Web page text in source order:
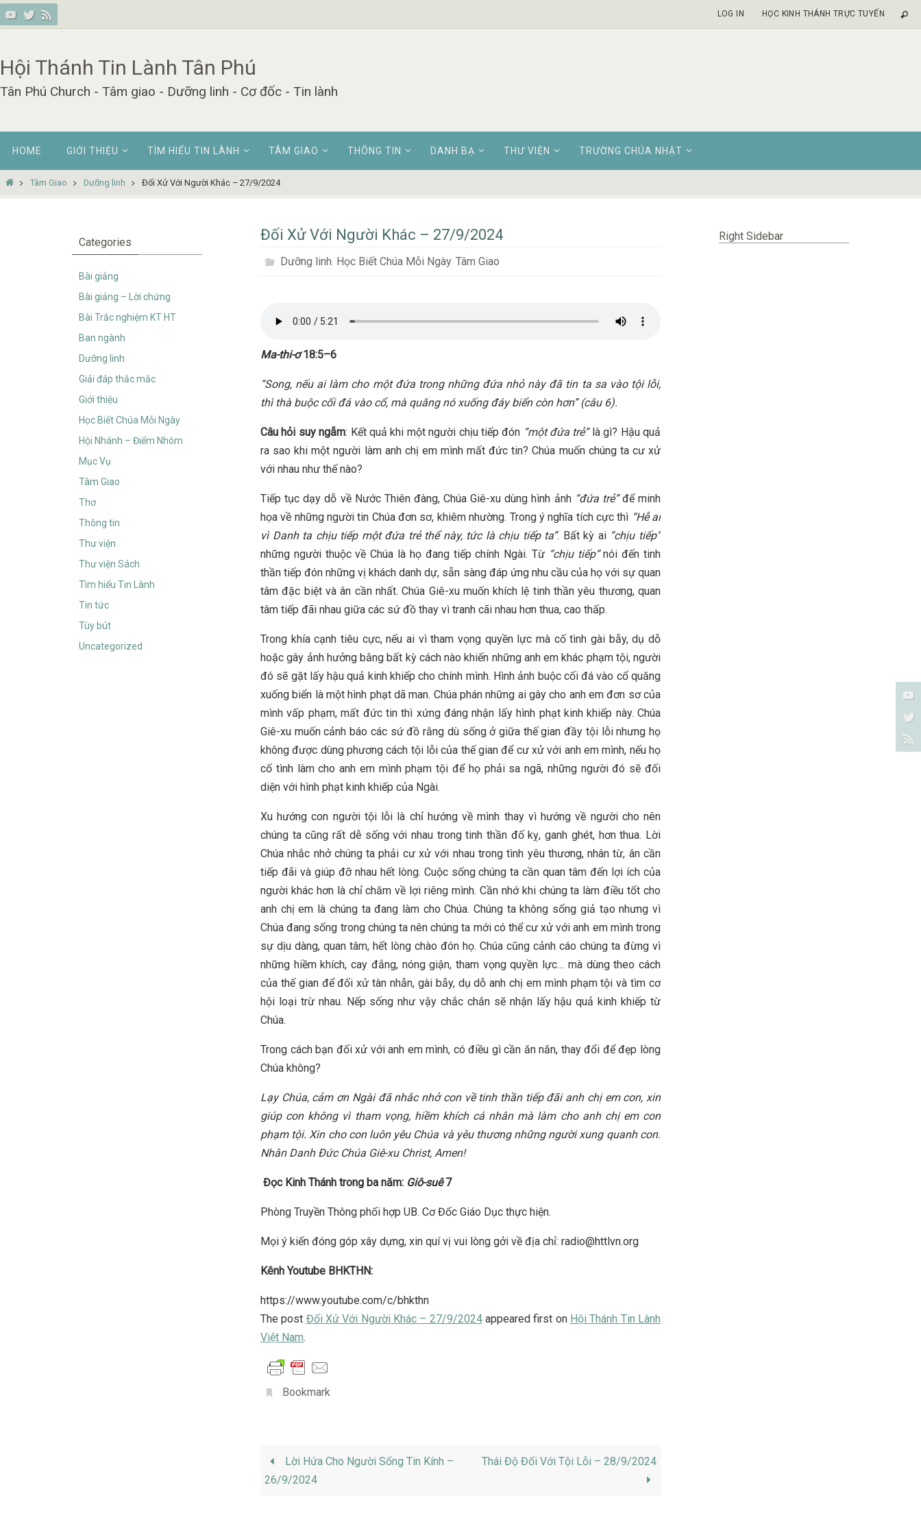
Skip
to
LOG IN HỌC KINH THÁNH TRỰC TUYẾN
Hội Thánh Tin Lành Tân Phú
Tân Phú Church - Tâm giao - Dưỡng linh - Cơ đốc - Tin lành
content
HOME GIỚI THIỆU TÌM HIỂU TIN LÀNH TÂM GIAO THÔNG TIN DANH BẠ THƯ VIỆN TRƯỜNG CHÚA NHẬT
HomeTâm Giao Dưỡng linh Đối Xử Với Người Khác – 27/9/2024
Đối Xử Với Người Khác – 27/9/2024
Dưỡng linh, Học Biết Chúa Mỗi Ngày, Tâm Giao
Ma-thi-ơ18:5–6
“Song, nếu ai làm cho một đứa trong những đứa nhỏ này đã tin ta sa vào tội lỗi,
thì thà buộc cối đá vào cổ, mà quăng nó xuống đáy biển còn hơn”(câu 6).
Câu hỏi suy ngẫm: Kết quả khi một người chịu tiếp đón “một đứa trẻ”là gì? Hậu quả
ra sao khi một người làm anh chị em mình mất đức tin? Chúa muốn chúng ta cư xử
với nhau như thế nào?
Tiếp tục dạy dỗ về Nước Thiên đàng, Chúa Giê-xu dùng hình ảnh “đứa trẻ”để minh
họa về những người tin Chúa đơn sơ, khiêm nhường. Trong ý nghĩa tích cực thì “Hễ ai
vì Danh ta chịu tiếp một đứa trẻ thể này, tức là chịu tiếp ta”. Bất kỳ ai “chịu tiếp”
những người thuộc về Chúa là họ đang tiếp chính Ngài. Từ “chịu tiếp”nói đến tinh
thần tiếp đón những vị khách danh dự, sẵn sàng đáp ứng nhu cầu của họ với sự quan
tâm đặc biệt và ân cần nhất. Chúa Giê-xu muốn khích lệ tinh thần yêu thương, quan
tâm tiếp đãi nhau giữa các sứ đồ thay vì tranh cãi nhau hơn thua, cao thấp.
Trong khía cạnh tiêu cực, nếu ai vì tham vọng quyền lực mà cố tình gài bẫy, dụ dỗ
hoặc gây ảnh hưởng bằng bất kỳ cách nào khiến những anh em khác phạm tội, người
đó sẽ gặt lấy hậu quả kinh khiếp cho chính mình. Hình ảnh buộc cối đá vào cổ quăng
xuống biển là một hình phạt dã man. Chúa phán những ai gây cho anh em đơn sơ của
mình vấp phạm, mất đức tin thì xứng đáng nhận lấy hình phạt kinh khiếp này. Chúa
Giê-xu muốn cảnh báo các sứ đồ rằng dù sống ở giữa thế gian đầy tội lỗi nhưng họ
không được dùng phương cách tội lỗi của thế gian để cư xử với anh em mình, nếu họ
cố tình làm cho anh em mình phạm tội để họ phải sa ngã, những người đó sẽ đối
diện với hình phạt kinh khiếp của Ngài.
Xu hướng con người tội lỗi là chỉ hướng về mình thay vì hướng về người cho nên
chúng ta cũng rất dễ sống với nhau trong tinh thần đố kỵ, ganh ghét, hơn thua. Lời
Chúa nhắc nhở chúng ta phải cư xử với nhau trong tình yêu thương, nhân từ, ân cần
tiếp đãi và giúp đỡ nhau hết lòng. Cuộc sống chúng ta cần quan tâm đến lợi ích của
người khác hơn là chỉ chăm về lợi riêng mình. Cần nhớ khi chúng ta làm điều tốt cho
anh chị em là chúng ta đang làm cho Chúa. Chúng ta không sống giả tạo nhưng vì
Chúa đang sống trong chúng ta nên chúng ta mới có thể cư xử với anh em mình trong
sự dịu dàng, quan tâm, hết lòng chào đón họ. Chúa cũng cảnh cáo chúng ta đừng vì
những hiềm khích, cay đắng, nóng giận, tham vọng quyền lực… mà dùng theo cách
của thế gian để đối xử tàn nhẫn, gài bẫy, dụ dỗ anh chị em mình phạm tội và tìm cơ
hội loại trừ nhau. Nếp sống như vậy chắc chắn sẽ nhận lấy hậu quả kinh khiếp từ
Chúa.
Trong cách bạn đối xử với anh em mình, có điều gì cần ăn năn, thay đổi để đẹp lòng
Chúa không?
Lạy Chúa, cảm ơn Ngài đã nhắc nhở con về tinh thần tiếp đãi anh chị em con, xin
giúp con không vì tham vọng, hiềm khích cá nhân mà làm cho anh chị em con
phạm tội. Xin chocon luôn yêu Chúa và yêu thương những người xung quanh con.
Nhân Danh Đức Chúa Giê-xu Christ, Amen!
Đọc Kinh Thánh trong ba năm: Giô-suê7
Phòng Truyền Thông phối hợp UB. Cơ Đốc Giáo Dục thực hiện.
Mọi ý kiến đóng góp xây dựng, xin quí vị vui lòng gởi về địa chỉ: radio@httlvn.org
Kênh Youtube BHKTHN:
https://www.youtube.com/c/bhkthn
The post Đối Xử Với Người Khác – 27/9/2024appeared first on Hội Thánh Tin Lành
Việt Nam.
Bookmark.
Lời Hứa Cho Người Sống Tin Kính –
26/9/2024
Thái Độ Đối Với Tội Lỗi – 28/9/2024
Categories
Bài giảng
Bài giảng – Lời chứng
Bài Trắc nghiệm KT HT
Ban ngành
Dưỡng linh
Giải đáp thắc mắc
Giới thiệu
Học Biết Chúa Mỗi Ngày
Hội Nhánh – Điểm Nhóm
Mục Vụ
Tâm Giao
Thơ
Thông tin
Thư viện
Thư viện Sách
Tìm hiểu Tin Lành
Tin tức
Tùy bút
Uncategorized
Right Sidebar